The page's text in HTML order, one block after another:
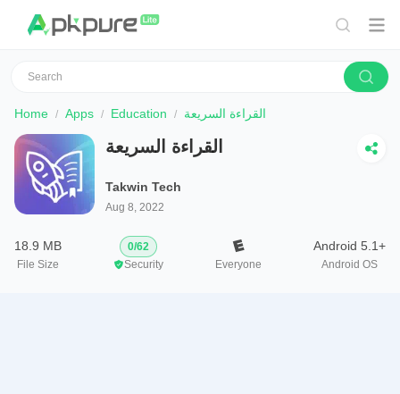
Home Apps Education القراءة السريعة
القراءة السريعة
Takwin Tech
Aug 8, 2022
18.9 MB
File Size
0/62
Security
Everyone
Android 5.1+
Android OS